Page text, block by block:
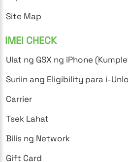
Site Map
IMEI CHECK
Ulat ng GSX ng iPhone
Suriin ang Eligibility para i-
Carrier
Tsek Lahat
Bilis ng Network
Gift Card